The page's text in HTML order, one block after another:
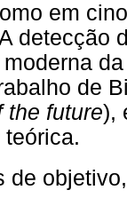
em
detecção
de
the future),
de